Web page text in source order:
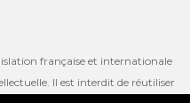
française et internationale
Il est interdit de réutiliser